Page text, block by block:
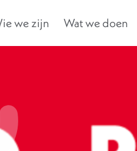
we zijn Wat we doen